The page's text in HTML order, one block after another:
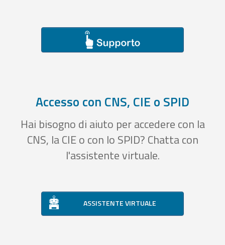
Accesso con CNS, CIE o SPID
Hai bisogno di aiuto per accedere con la
CNS, la CIE o con lo SPID? Chatta con
l'assistente virtuale.
ASSISTENTE VIRTUALE